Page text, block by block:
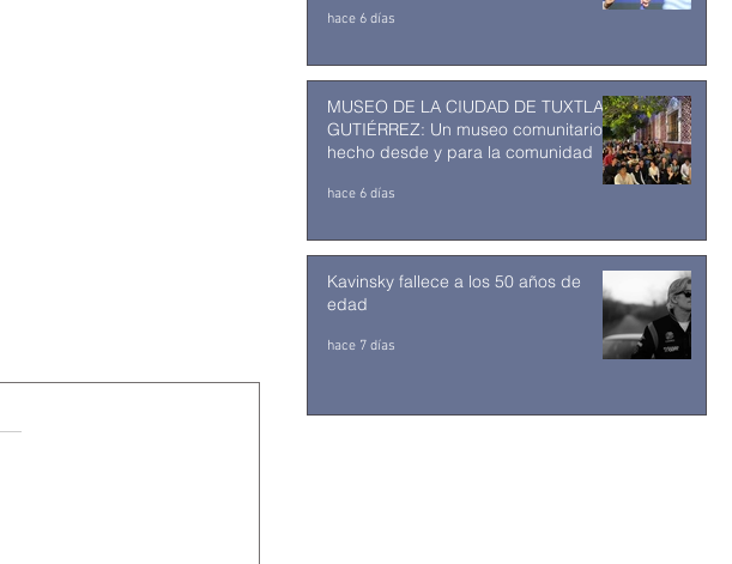
hace 6 días
MUSEO DE LA CIUDAD DE TUXTLA
GUTIÉRREZ: Un museo comunitario
hecho desde y para la comunidad
hace 6 días
Kavinsky fallece a los 50 años de
edad
hace 7 días